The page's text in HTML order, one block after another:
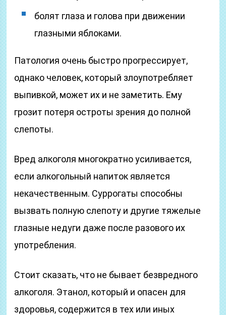
болят глаза и голова при движении
глазными яблоками.
Патология очень быстро прогрессирует,
однако человек, который злоупотребляет
выпивкой, может их и не заметить. Ему
грозит потеря остроты зрения до полной
слепоты.
Вред алкоголя многократно усиливается,
если алкогольный напиток является
некачественным. Суррогаты способны
вызвать полную слепоту и другие тяжелые
глазные недуги даже после разового их
употребления.
Стоит сказать, что не бывает безвредного
алкоголя. Этанол, который и опасен для
здоровья, содержится в тех или иных